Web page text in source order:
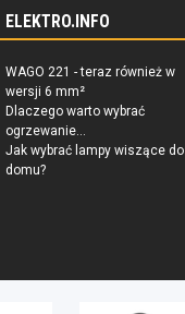
ELEKTRO.INFO
WAGO 221 - teraz również w
wersji 6 mm²
Dlaczego warto wybrać
ogrzewanie...
Jak wybrać lampy wiszące do
domu?